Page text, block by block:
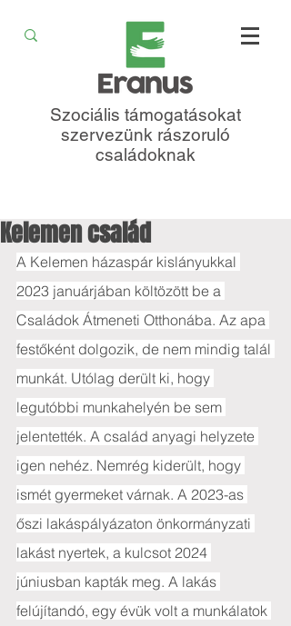
Szociális támogatásokat
szervezünk rászoruló
családoknak
Kelemen család
A Kelemen házaspár kislányukkal
2023 januárjában költözött be a
Családok Átmeneti Otthonába. Az apa
festőként dolgozik, de nem mindig talál
munkát. Utólag derült ki, hogy
legutóbbi munkahelyén be sem
jelentették. A család anyagi helyzete
igen nehéz. Nemrég kiderült, hogy
ismét gyermeket várnak. A 2023-as
őszi lakáspályázaton önkormányzati
lakást nyertek, a kulcsot 2024
júniusban kapták meg. A lakás
felújítandó, egy évük volt a munkálatok